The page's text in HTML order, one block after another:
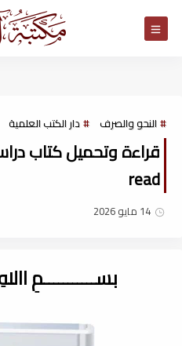
النحو والصرف دار الكتب العلمية
قراءة وتحميل كتاب
read
14 مايو 2026
بســـــــــــمِ